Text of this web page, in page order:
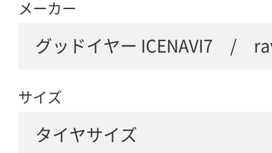
メーカー
グッドイヤー ICENAVI7 /
サイズ
タイヤサイズ